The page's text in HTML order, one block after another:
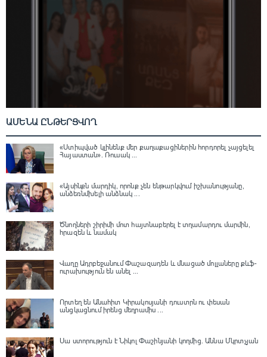
ԱՄԵՆԱ ԸՆԹԵՐՑՎՈՂ
«Ստիպված կլինենք մեր քաղաքացիներին հորդորել չայցելել
Հայաստան»․ Ռուսակ ...
«Այսինքն մարդիկ, որոնք չեն ենթարկվում իշխանությանը,
անձեռնմխելի անձնակ ...
Ծնողների շիրիմի մոտ հայտնաբերել է տղամարդու մարմին,
հրազեն և նամակ
Վաղը Ադրբեջանում Փաշազադեն և մնացած մոլլաները քևֆ-
ուրախություն են անել ...
Որտեղ են Անահիտ Կիրակոսյանի դուստրն ու փեսան
անցկացնում իրենց մեղրամիս ...
Սա ստորություն է Նիկոլ Փաշինյանի կողմից․ Աննա Մկրտչյան